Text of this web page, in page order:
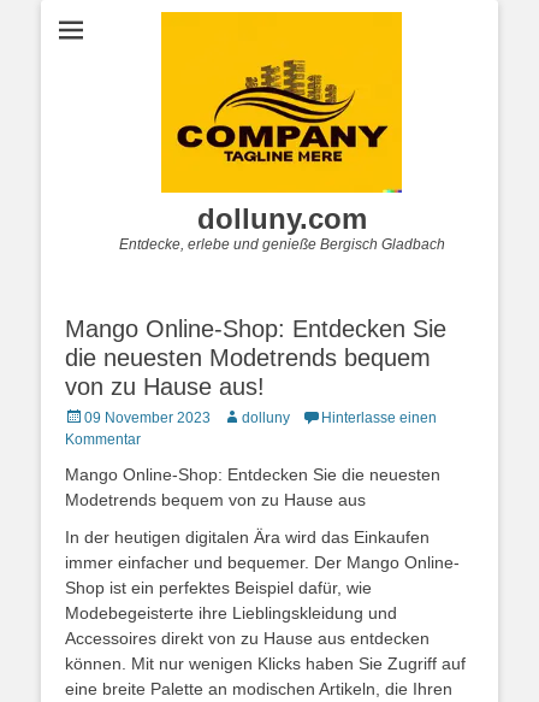
dolluny.com
Entdecke, erlebe und genieße Bergisch Gladbach
Mango Online-Shop: Entdecken Sie
die neuesten Modetrends bequem
von zu Hause aus!
Posted
on
09 November 2023 Autordolluny
Hinterlasse einen
Kommentar
Mango Online-Shop: Entdecken Sie die neuesten
Modetrends bequem von zu Hause aus
In der heutigen digitalen Ära wird das Einkaufen
immer einfacher und bequemer. Der Mango Online-
Shop ist ein perfektes Beispiel dafür, wie
Modebegeisterte ihre Lieblingskleidung und
Accessoires direkt von zu Hause aus entdecken
können. Mit nur wenigen Klicks haben Sie Zugriff auf
eine breite Palette an modischen Artikeln, die Ihren